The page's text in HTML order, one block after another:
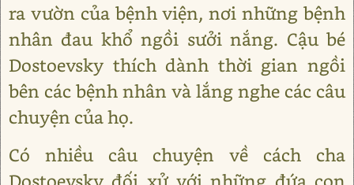
ra vườn của bệnh viện, nơi những bệnh
nhân đau khổ ngồi sưởi nắng. Cậu bé
Dostoevsky thích dành thời gian ngồi
bên các bệnh nhân và lắng nghe các câu
chuyện của họ.
Có nhiều câu chuyện về cách cha